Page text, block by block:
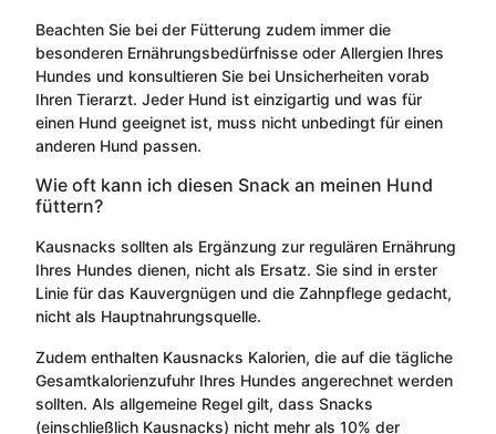
Beachten Sie bei der Fütterung zudem immer die
besonderen Ernährungsbedürfnisse oder Allergien Ihres
Hundes und konsultieren Sie bei Unsicherheiten vorab
Ihren Tierarzt. Jeder Hund ist einzigartig und was für
einen Hund geeignet ist, muss nicht unbedingt für einen
anderen Hund passen.
Wie oft kann ich diesen Snack an meinen Hund
füttern?
Kausnacks sollten als Ergänzung zur regulären Ernährung
Ihres Hundes dienen, nicht als Ersatz. Sie sind in erster
Linie für das Kauvergnügen und die Zahnpflege gedacht,
nicht als Hauptnahrungsquelle.
Zudem enthalten Kausnacks Kalorien, die auf die tägliche
Gesamtkalorienzufuhr Ihres Hundes angerechnet werden
sollten. Als allgemeine Regel gilt, dass Snacks
(einschließlich Kausnacks) nicht mehr als 10% der